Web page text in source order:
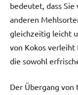
bedeutet, dass
anderen
gleichzeitig leicht
von Kokos verleiht
die sowohl
Der Übergang